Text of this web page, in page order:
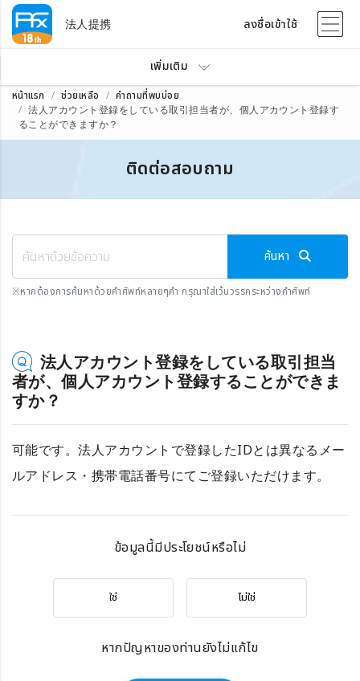
法人提携 ลงชื่อเข้าใช้
เพิ่มเติม
หน้าแรก ช่วยเหลือ
คำถามที่พบบ่อย
法人アカウント登録をしている取引担当者が、個人アカウント登録す
ることができますか？
ติดต่อสอบถาม
ค้นหา
※หากต้องการค้นหาด้วยคำศัพท์หลายๆคำ กรุณาใส่เว้นวรรคระหว่างคำศัพท์
法人アカウント登録をしている取引担当
者が、個人アカウント登録することができま
すか？
可能です。法人アカウントで登録したIDとは異なるメー
ルアドレス・携帯電話番号にてご登録いただけます。
ข้อมูลนี้มีประโยชน์หรือไม่
ใช่ ไม่ใช่
หากปัญหาของท่านยังไม่แก้ไข